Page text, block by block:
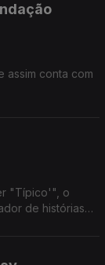
assim conta com
de histórias,